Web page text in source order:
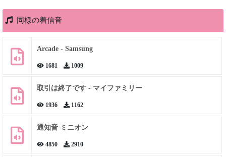
同様の着信音
Arcade - Samsung
1681 1009
取引は終了です - マイファミリー
1936 1162
通知音 ミニオン
4850 2910